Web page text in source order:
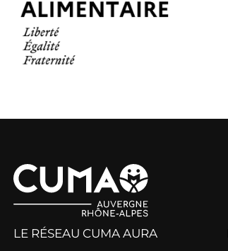
LE RÉSEAU CUMA AURA